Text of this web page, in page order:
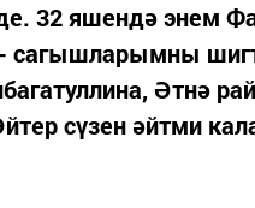
32 яшендә энем
сагышларымны
Әтнә
сүзен әйтми